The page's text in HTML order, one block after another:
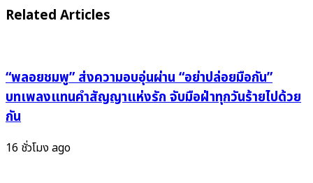
อเมริกาเหนือ
ด้วย
ดู
ทะลุ
5.5
แสน
ขึ้น
ใหม่
ทะลุ
100
ล้าน
บน
Related Articles
“พลอยชมพู” ส่งความอบอุ่นผ่าน “อย่าปล่อยมือกัน”
บทเพลงแทนคำสัญญาแห่งรัก จับมือฝ่าทุกวันร้ายไปด้วย
กัน
16 ชั่วโมง ago